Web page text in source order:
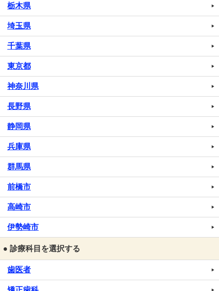
栃木県
埼玉県
千葉県
東京都
神奈川県
長野県
静岡県
兵庫県
群馬県
前橋市
高崎市
伊勢崎市
● 診療科目を選択する
歯医者